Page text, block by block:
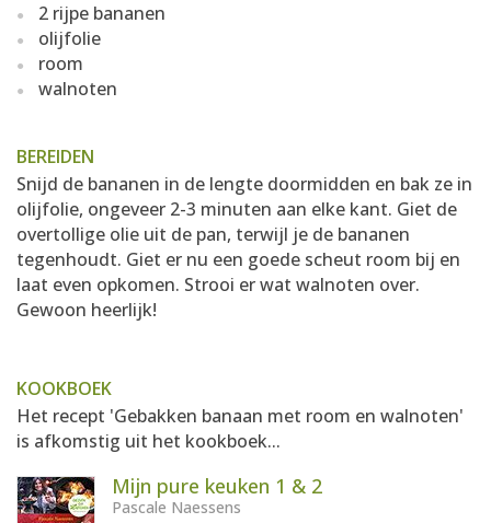
2 rijpe bananen
olijfolie
room
walnoten
BEREIDEN
Snijd de bananen in de lengte doormidden en bak ze in
olijfolie, ongeveer 2-3 minuten aan elke kant. Giet de
overtollige olie uit de pan, terwijl je de bananen
tegenhoudt. Giet er nu een goede scheut room bij en
laat even opkomen. Strooi er wat walnoten over.
Gewoon heerlijk!
KOOKBOEK
Het recept 'Gebakken banaan met room en walnoten'
is afkomstig uit het kookboek...
Mijn pure keuken 1 & 2
Pascale Naessens